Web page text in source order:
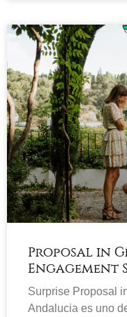
Proposal in
Engagement
Surprise Proposal
Andalucia es uno